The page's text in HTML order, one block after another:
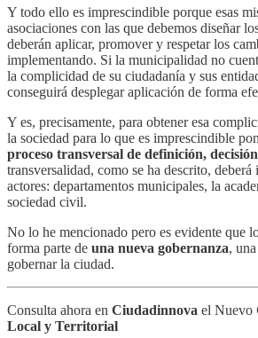
Y todo ello es imprescindible porque esas
asociaciones con las que debemos diseñar
deberán aplicar, promover y respetar los
implementando. Si la municipalidad no
la complicidad de su ciudadanía y sus
conseguirá desplegar aplicación de forma
Y es, precisamente, para obtener esa
la sociedad para lo que es imprescindible
proceso transversal de definición,
transversalidad, como se ha descrito,
actores: departamentos municipales, la
sociedad civil.
No lo he mencionado pero es evidente que
forma parte de una nueva gobernanza,
gobernar la ciudad.
Consulta ahora en Ciudadinnova el Nuevo
Local y Territorial